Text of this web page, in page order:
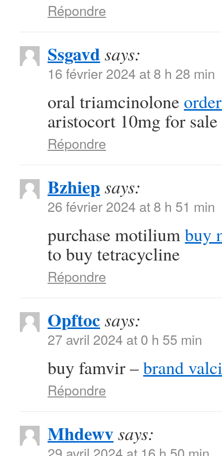
Répondre
Ssgavdsays:
16 février 2024 at 8 h 28 min
oral triamcinolone
aristocort 10mg for sale
Répondre
Bzhiep says:
26 février 2024 at 8 h 51 min
purchase motiliumbuy
to buy tetracycline
Répondre
Opftocsays:
27 avril 2024 at 0 h 55 min
buy famvir –brand
Répondre
Mhdewvsays: